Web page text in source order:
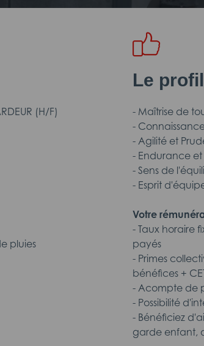
(H/F)
pluies
Le
- Maîtrise de
-
- Agilité et
- Endurance
- Sens de
- Esprit
Votre
- Taux horaire
payés
- Primes
bénéfices +
- Acompte de
- Possibilité
- Bénéficiez
garde enfant,